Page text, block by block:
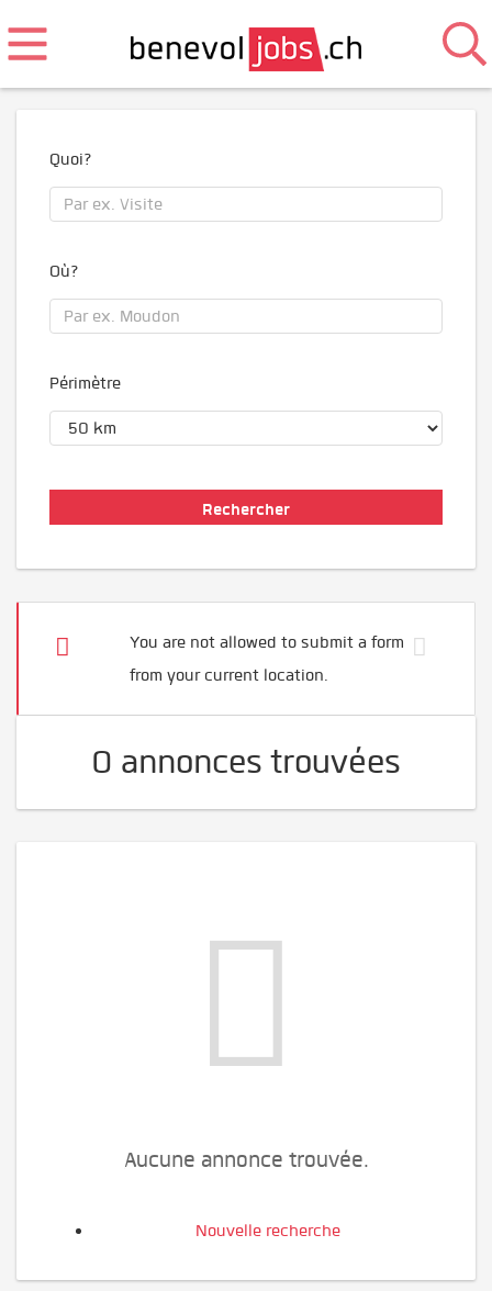
Quoi?
Où?
Périmètre
You are not allowed to submit a form
from your current location.
0 annonces trouvées
Aucune annonce trouvée.
Nouvelle recherche